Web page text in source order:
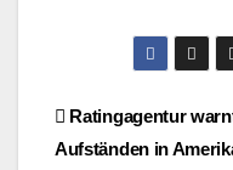
Ratingagentur
Aufständen in